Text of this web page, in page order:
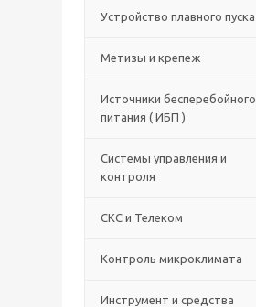
Устройство плавного пуска
Метизы и крепеж
Источники бесперебойного
питания ( ИБП )
Системы управления и
контроля
СКС и Телеком
Контроль микроклимата
Инструмент и средства